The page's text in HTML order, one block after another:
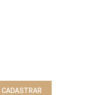
CADASTRAR